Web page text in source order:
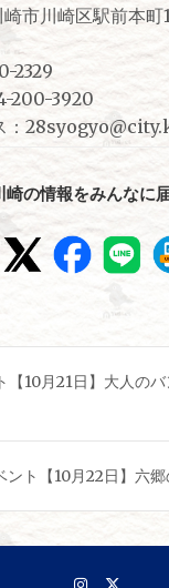
市川崎区駅前本町
2329
200-3920
：
崎の情報をみんなに
【10月21日】大人の
ント【10月22日】六